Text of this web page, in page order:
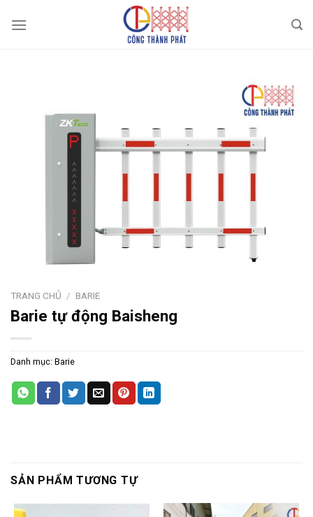
TRANG CHỦ / BARIE
Barie tự động Baisheng
Danh mục: Barie
SẢN PHẨM TƯƠNG TỰ